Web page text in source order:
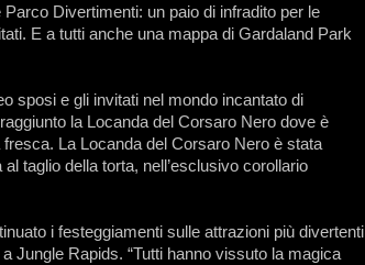
Divertimenti: un paio di infradito per le
E a tutti anche una mappa di Gardaland Park
sposi e gli invitati nel mondo incantato di
la Locanda del Corsaro Nero dove è
La Locanda del Corsaro Nero è stata
taglio della torta, nell’esclusivo corollario
i festeggiamenti sulle attrazioni più divertenti
Jungle Rapids. “Tutti hanno vissuto la magica